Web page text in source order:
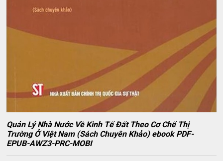
Quản Lý Nhà Nước Về Kinh Tế Đất Theo Cơ Chế Thị
Trường Ở Việt Nam (Sách Chuyên Khảo) ebook PDF-
EPUB-AWZ3-PRC-MOBI